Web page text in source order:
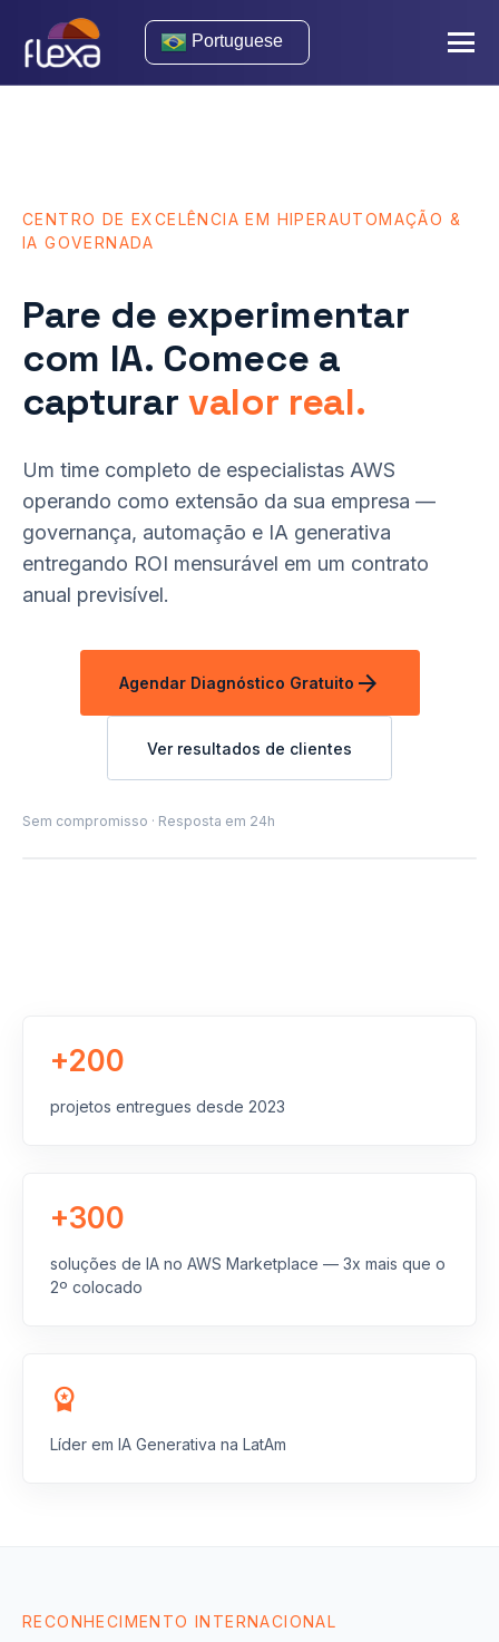
Portuguese
CENTRO DE EXCELÊNCIA EM HIPERAUTOMAÇÃO &
IA GOVERNADA
Pare de experimentar
com IA. Comece a
capturar valor real.
Um time completo de especialistas AWS
operando como extensão da sua empresa —
governança, automação e IA generativa
entregando ROI mensurável em um contrato
anual previsível.
Agendar Diagnóstico Gratuito arrow_forward
Ver resultados de clientes
Sem compromisso · Resposta em 24h
+200
projetos entregues desde 2023
+300
soluções de IA no AWS Marketplace — 3x mais que o
2º colocado
workspace_premium
Líder em IA Generativa na LatAm
RECONHECIMENTO INTERNACIONAL